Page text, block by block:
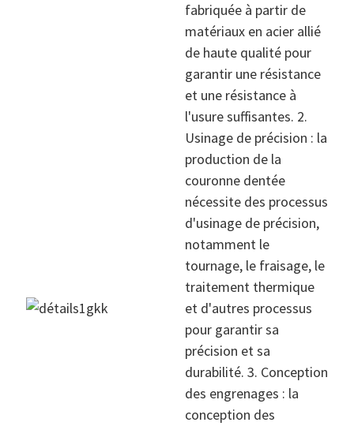
fabriquée à partir de
matériaux en acier allié
de haute qualité pour
garantir une résistance
et une résistance à
l'usure suffisantes. 2.
Usinage de précision : la
production de la
couronne dentée
nécessite des processus
d'usinage de précision,
notamment le
tournage, le fraisage, le
traitement thermique
et d'autres processus
pour garantir sa
précision et sa
durabilité. 3. Conception
des engrenages : la
conception des